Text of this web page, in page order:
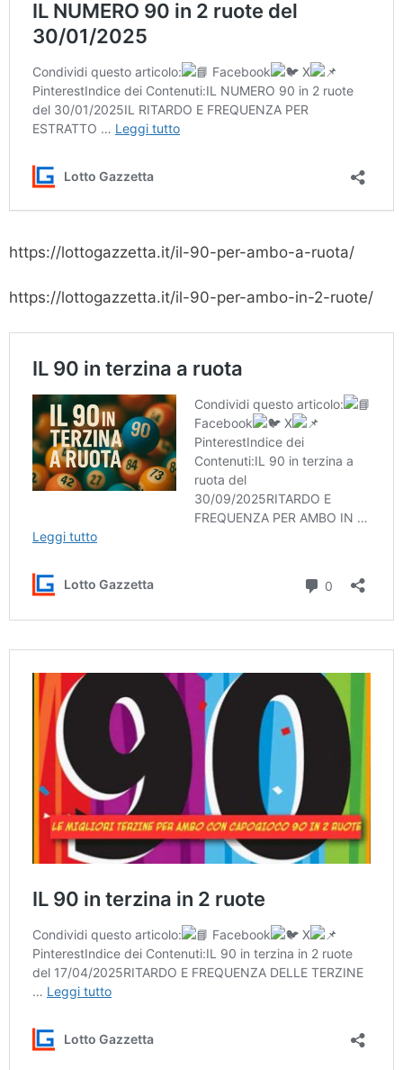
https://lottogazzetta.it/il-90-per-ambo-a-ruota/
https://lottogazzetta.it/il-90-per-ambo-in-2-ruote/